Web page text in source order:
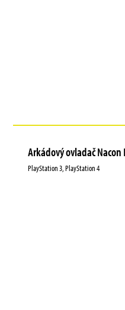
Arkádový ovladač
PlayStation 3, PlayStation 4